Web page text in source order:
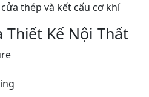
thép và kết cấu cơ khí
Thiết Kế Nội Thất